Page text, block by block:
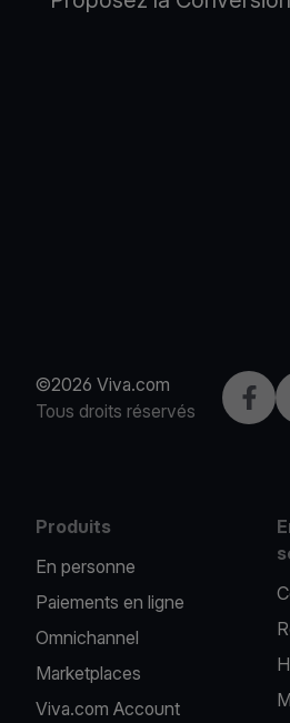
©2026 Viva.com
Tous droits réservés
Produits
En personne
Paiements en ligne
Omnichannel
Marketplaces
Viva.com Account